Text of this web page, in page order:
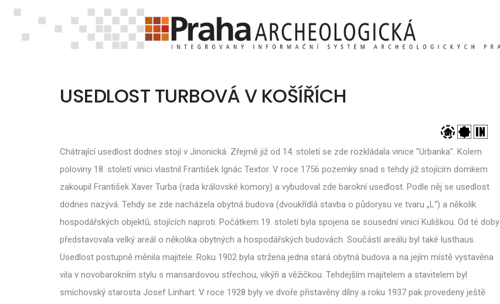
USEDLOST TURBOVÁ V KOŠÍŘÍCH
Chátrající usedlost dodnes stojí v Jinonická. Zřejmě již od 14. století se zde rozkládala vinice "Urbanka". Kolem
poloviny 18. století vinici vlastnil František Ignác Textor. V roce 1756 pozemky snad s tehdy již stojícím domkem
zakoupil František Xaver Turba (rada královské komory) a vybudoval zde barokní usedlost. Podle něj se usedlost
dodnes nazývá. Tehdy se zde nacházela obytná budova (dvoukřídlá stavba o půdorysu ve tvaru „L“) a několik
hospodářských objektů, stojících naproti. Počátkem 19. století byla spojena se sousední vinicí Kuliškou. Od té doby
představovala velký areál o několika obytných a hospodářských budovách. Součástí areálu byl také lusthaus.
Usedlost postupně měnila majitele. Roku 1902 byla stržena jedna stará obytná budova a na jejím místě vystavěna
vila v novobarokním stylu s mansardovou střechou, vikýři a věžičkou. Tehdejším majitelem a stavitelem byl
smíchovský starosta Josef Linhart. V roce 1928 byly ve dvoře přistavěny dílny a roku 1937 pak provedeny ještě